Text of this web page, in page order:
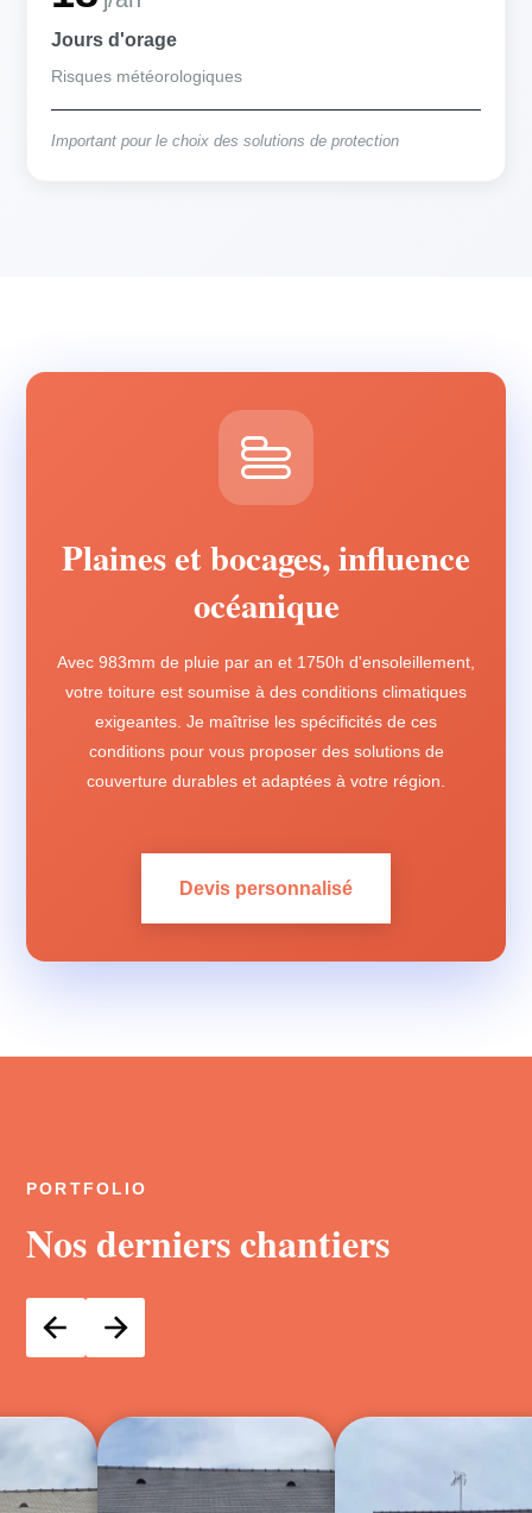
Jours d'orage
Risques météorologiques
Important pour le choix des solutions de protection
Plaines et bocages, influence
océanique
Avec 983mm de pluie par an et 1750h d'ensoleillement,
votre toiture est soumise à des conditions climatiques
exigeantes. Je maîtrise les spécificités de ces
conditions pour vous proposer des solutions de
couverture durables et adaptées à votre région.
Devis personnalisé
PORTFOLIO
Nos derniers chantiers